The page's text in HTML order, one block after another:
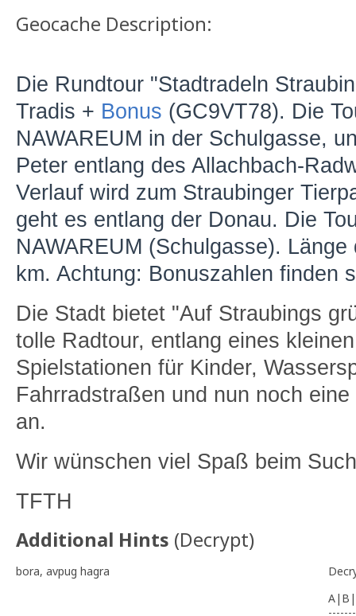
Geocache Description:
Die Rundtour "Stadtradeln
Tradis + Bonus (GC9VT78). Die
NAWAREUM in der Schulgasse,
Peter entlang des Allachbach-
Verlauf wird zum Straubinger
geht es entlang der Donau. Die
NAWAREUM (Schulgasse).
km. Achtung: Bonuszahlen finden
Die Stadt bietet "Auf Straubings
tolle Radtour, entlang eines
Spielstationen für Kinder,
Fahrradstraßen und nun noch
an.
Wir wünschen viel Spaß beim
TFTH
Additional Hints (Decrypt)
bora, avpug hagra